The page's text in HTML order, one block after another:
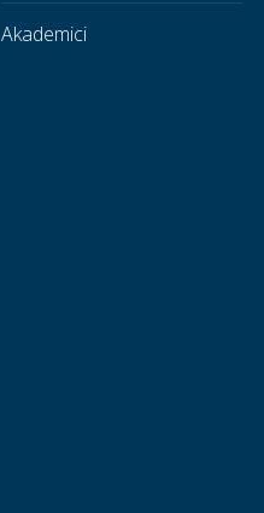
Akademici